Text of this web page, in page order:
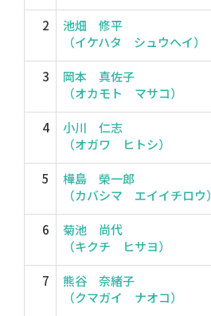
2
池畑 修平
（イケハタ シュウヘイ）
3
岡本 真佐子
（オカモト マサコ）
4
小川 仁志
（オガワ ヒトシ）
5
樺島 榮一郎
（カバシマ エイイチロウ）
6
菊池 尚代
（キクチ ヒサヨ）
7
熊谷 奈緒子
（クマガイ ナオコ）